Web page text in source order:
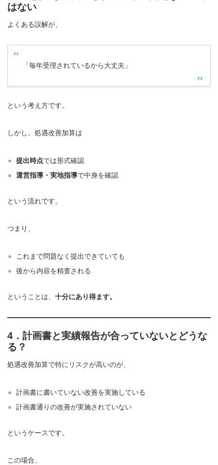
はない
よくある誤解が、
「毎年受理されているから大丈夫」
という考え方です。
しかし、処遇改善加算は
提出時点では形式確認
運営指導・実地指導で中身を確認
という流れです。
つまり、
これまで問題なく提出できていても
後から内容を精査される
ということは、 十分にあり得ます。
4．計画書と実績報告が合っていないとどうな
る？
処遇改善加算で特にリスクが高いのが、
計画書に書いていない改善を実施している
計画書通りの改善が実施されていない
というケースです。
この場合、